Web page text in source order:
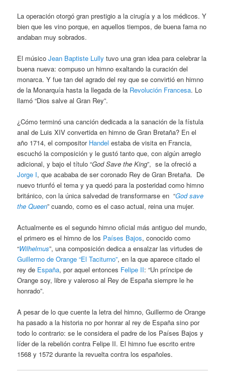
La operación otorgó gran prestigio a la cirugía y a los médicos. Y
bien que les vino porque, en aquellos tiempos, de buena fama no
andaban muy sobrados.
El músicoJean Baptiste Lully tuvo una gran idea para celebrar la
buena nueva: compuso un himno exaltando la curación del
monarca. Y fue tan del agrado del rey que se convirtió en himno
de la Monarquía hasta la llegada de la Revolución Francesa. Lo
llamó “Dios salve al Gran Rey”.
¿Cómo terminó una canción dedicada a la sanación de la fístula
anal de Luis XIV convertida en himno de Gran Bretaña? En el
año 1714, el compositor Handel estaba de visita en Francia,
escuchó la composición y le gustó tanto que, con algún arreglo
adicional, y bajo el título “God Save the King”, se la ofreció a
Jorge I, que acababa de ser coronado Rey de Gran Bretaña. De
nuevo triunfó el tema y ya quedó para la posteridad como himno
británico, con la única salvedad de transformarse en “God save
the Queen” cuando, como es el caso actual, reina una mujer.
Actualmente es el segundo himno oficial más antiguo del mundo,
el primero es el himno de los Países Bajos, conocido como
“Wilhelmus”, una composición dedica a ensalzar las virtudes de
Guillermo de Orange “El Taciturno”, en la que aparece citado el
rey de España, por aquel entonces Felipe II: “Un príncipe de
Orange soy, libre y valeroso al Rey de España siempre le he
honrado”.
A pesar de lo que cuente la letra del himno, Guillermo de Orange
ha pasado a la historia no por honrar al rey de España sino por
todo lo contrario: se le considera el padre de los Países Bajos y
líder de la rebelión contra Felipe II. El himno fue escrito entre
1568 y 1572 durante la revuelta contra los españoles.